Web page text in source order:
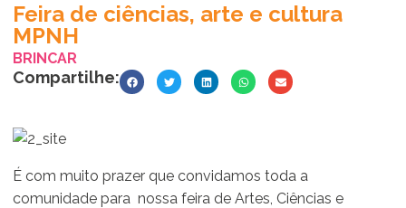
Feira de ciências, arte e cultura
MPNH
BRINCAR
Compartilhe:
É com muito prazer que convidamos toda a
comunidade para nossa feira de Artes, Ciências e